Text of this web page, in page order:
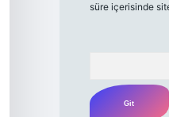
süre içerisinde